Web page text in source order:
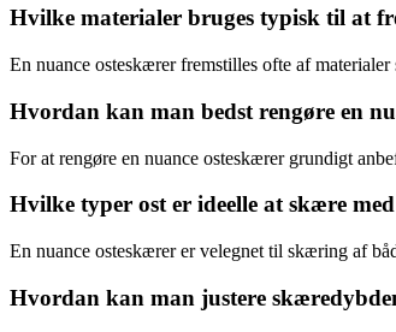
Hvilke materialer bruges typisk til at
En nuance osteskærer fremstilles ofte af
Hvordan kan man bedst rengøre en
For at rengøre en nuance osteskærer grundigt
Hvilke typer ost er ideelle at skære
En nuance osteskærer er velegnet til skæring af
Hvordan kan man justere